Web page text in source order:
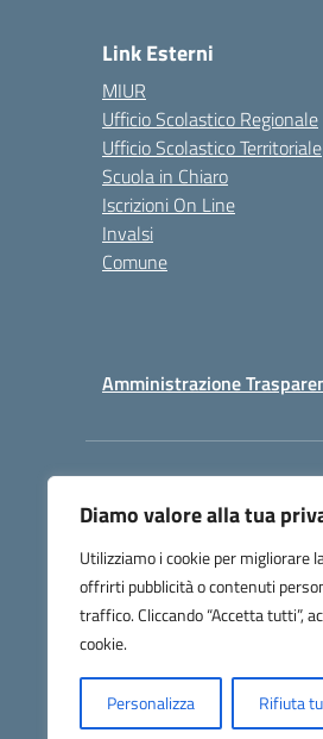
Diamo valore alla tua
Utilizziamo i cookie per migliorare
offrirti pubblicità o contenuti
traffico. Cliccando “Accetta tutti”,
cookie.
Personalizza Rifiuta
Link Esterni
MIUR
Ufficio Scolastico Regionale
Ufficio Scolastico Territoriale
Scuola in Chiaro
Iscrizioni On Line
Invalsi
Comune
Amministrazione